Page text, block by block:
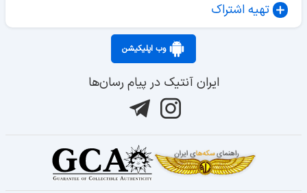
تهیه اشتراک
وب اپلیکیشن
ایران آنتیک در پیام رسان‌ها